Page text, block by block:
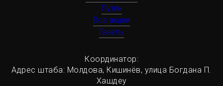
Путин
Все акции
Газеты
Координатор:
Адрес штаба: Молдова, Кишинёв, улица Богдана П.
Хашдеу